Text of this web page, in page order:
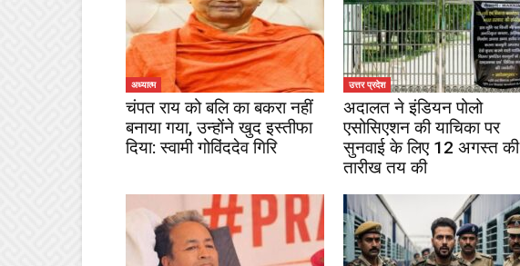
अध्यात्म
चंपत राय को बलि का बकरा नहीं
बनाया गया, उन्होंने खुद इस्तीफा
दिया: स्वामी गोविंददेव गिरि
उत्तर प्रदेश
अदालत ने इंडियन पोलो
एसोसिएशन की याचिका पर
सुनवाई के लिए 12 अगस्त की
तारीख तय की